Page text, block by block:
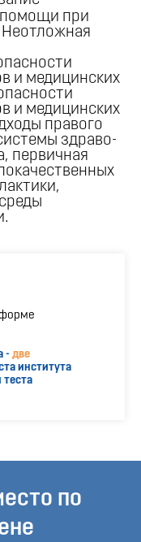
помощи при
Неотложная
и медицинских
и медицинских
правого
здраво-
первичная
форме
- две
института
по